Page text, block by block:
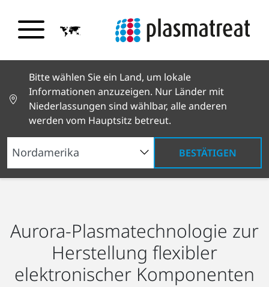
Bitte wählen Sie ein Land, um lokale
Informationen anzuzeigen. Nur Länder mit
Niederlassungen sind wählbar, alle anderen
werden vom Hauptsitz betreut.
BESTÄTIGEN
Branchenlösungen Elektronik
Flexible
elektronische Komponenten
Aurora-Plasmatechnologie zur
Herstellung flexibler
elektronischer Komponenten